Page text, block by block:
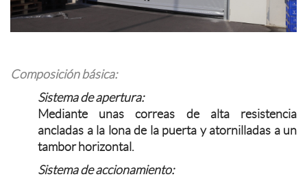
Composición básica:
Sistema de apertura:
Mediante unas correas de alta resistencia
ancladas a la lona de la puerta y atornilladas a un
tambor horizontal.
Sistema de accionamiento: